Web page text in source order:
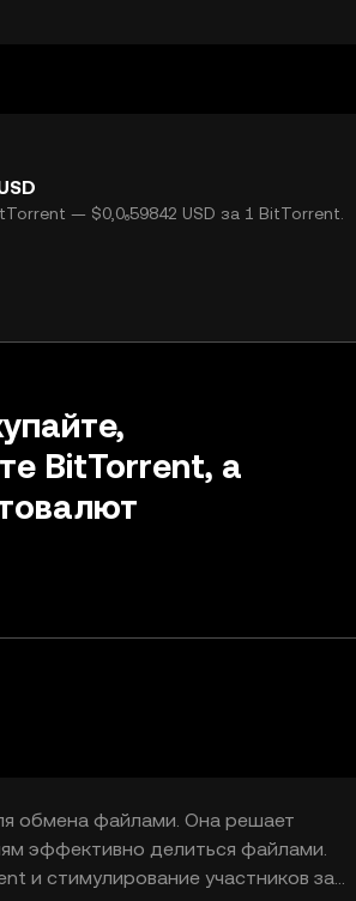
— $0,0₆59842 USD за 1 BitTorrent.
BitTorrent, а
обмена файлами. Она решает
эффективно делиться файлами.
и стимулирование участников за